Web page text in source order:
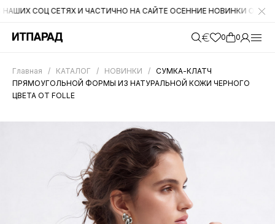
СЕТЯХ И ЧАСТИЧНО НА САЙТЕ ОСЕННИЕ НОВИНКИ ОТ CROMIA. НА
0 0
Главная / КАТАЛОГ / НОВИНКИ / СУМКА-КЛАТЧ
ПРЯМОУГОЛЬНОЙ ФОРМЫ ИЗ НАТУРАЛЬНОЙ КОЖИ ЧЕРНОГО
ЦВЕТА ОТ FOLLE